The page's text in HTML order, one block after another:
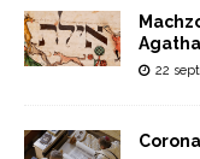
22